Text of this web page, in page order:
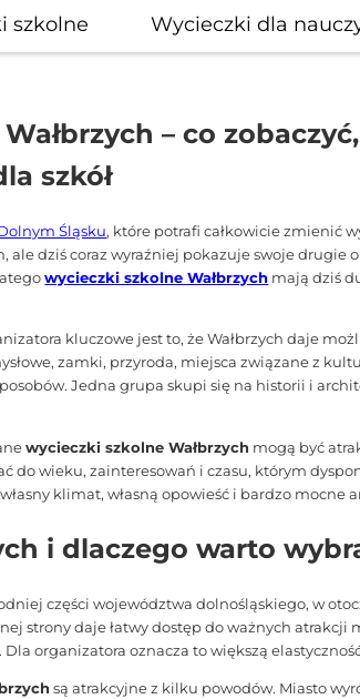
szkolne Wycieczki dla
– co
szkół
Śląsku, które potrafi całkowicie zmienić
ale dziś coraz wyraźniej pokazuje swoje
wycieczki szkolne Wałbrzych mają dziś
kluczowe jest to, że Wałbrzych daje
zamki, przyroda, miejsca związane z
Jedna grupa skupi się na historii i
wycieczki szkolne Wałbrzych mogą być
do wieku, zainteresowań i czasu, którym
klimat, własną opowieść i bardzo
i dlaczego warto
części województwa dolnośląskiego, w
strony daje łatwy dostęp do ważnych
organizatora oznacza to większą
są atrakcyjne z kilku powodów. Miasto